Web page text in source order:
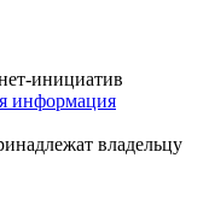
инициатив
информация
владельцу